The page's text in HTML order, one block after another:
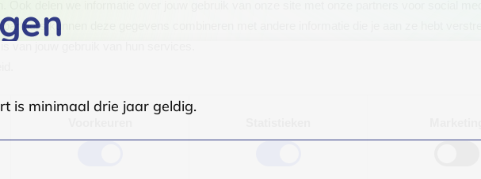
kunnen deze gegevens combineren met andere informatie die je aan ze hebt
is minimaal drie jaar geldig.